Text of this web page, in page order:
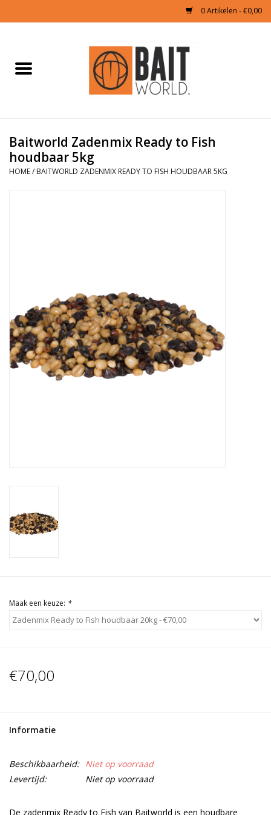
0 Artikelen - €0,00
Boilies & Additieven
Cadeaubon
Summer Deals
Baitworld Zadenmix Ready to Fish
houdbaar 5kg
HOME/ BAITWORLD ZADENMIX READY TO FISH HOUDBAAR 5KG
Maak een keuze: *
€70,00
Informatie
Beschikbaarheid: Niet op voorraad
Levertijd:
Niet op voorraad
De zadenmix Ready to Fish van Baitworld is een houdbare